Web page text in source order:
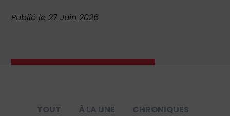
Publié le 27 Juin 2026
TOUT À LA UNE
CHRONIQUES